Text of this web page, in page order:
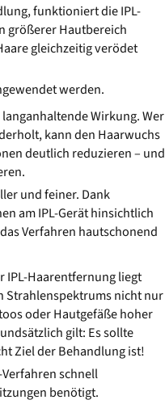
funktioniert die IPL-
größerer Hautbereich
gleichzeitig verödet
werden.
Wirkung. Wer
kann den Haarwuchs
deutlich reduzieren – und
und feiner. Dank
am IPL-Gerät hinsichtlich
Verfahren hautschonend
IPL-Haarentfernung liegt
Strahlenspektrums nicht nur
oder Hautgefäße hoher
gilt: Es sollte
Ziel der Behandlung ist!
Verfahren schnell
benötigt.